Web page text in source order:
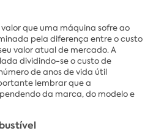
que uma máquina sofre ao
pela diferença entre o custo
valor atual de mercado. A
dividindo-se o custo de
de anos de vida útil
lembrar que a
da marca, do modelo e